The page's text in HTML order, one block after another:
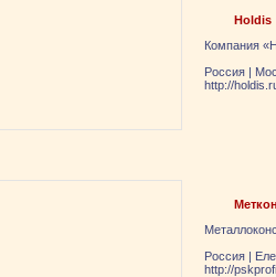
Holdis
Компания
Россия |
http://
Меткон
Россия |
http://